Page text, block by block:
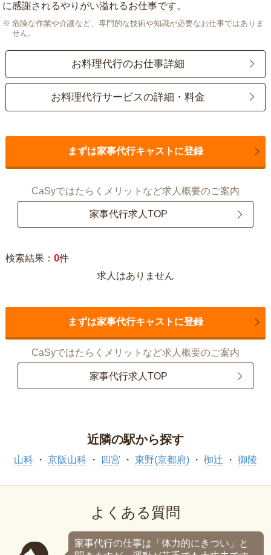
に感謝されるやりがい溢れるお仕事です。
危険な作業や介護など、専門的な技術や知識が必要なお仕事ではありま
せん。
お料理代行のお仕事詳細
お料理代行サービスの詳細・料金
まずは家事代行キャストに登録
CaSyではたらくメリットなど求人概要のご案内
家事代行求人TOP
検索結果： 0件
求人はありません
まずは家事代行キャストに登録
CaSyではたらくメリットなど求人概要のご案内
家事代行求人TOP
近隣の駅から探す
山科 京阪山科 四宮 東野(京都府) 椥辻 御陵
よくある質問
家事代行の仕事は「体力的にきつい」と